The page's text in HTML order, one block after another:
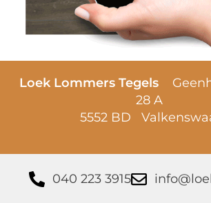
Loek Lommers Tegels
28 A
5552 BD
040 223 3915